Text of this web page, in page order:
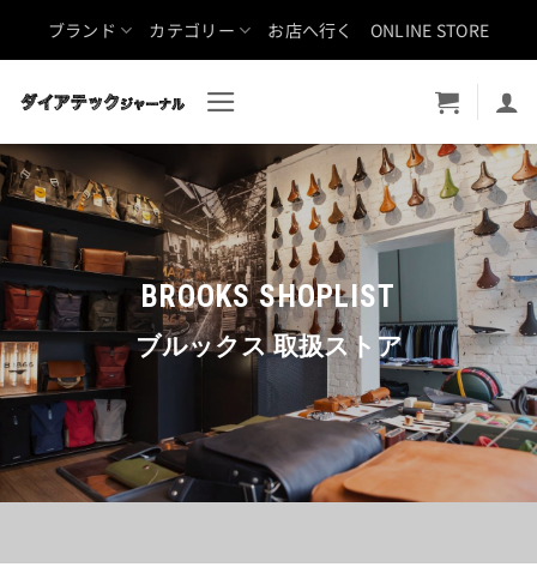
ブランド カテゴリー お店へ行く ONLINE STORE
BROOKS SHOPLIST
ブルックス 取扱ストア